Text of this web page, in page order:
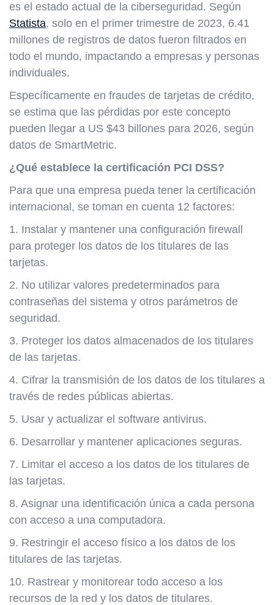
es el estado actual de la ciberseguridad. Según
Statista, solo en el primer trimestre de 2023, 6.41
millones de registros de datos fueron filtrados en
todo el mundo, impactando a empresas y personas
individuales.
Específicamente en fraudes de tarjetas de crédito,
se estima que las pérdidas por este concepto
pueden llegar a US $43 billones para 2026, según
datos de SmartMetric.
¿Qué establece la certificación PCI DSS?
Para que una empresa pueda tener la certificación
internacional, se toman en cuenta 12 factores:
1. Instalar y mantener una configuración firewall
para proteger los datos de los titulares de las
tarjetas.
2. No utilizar valores predeterminados para
contraseñas del sistema y otros parámetros de
seguridad.
3. Proteger los datos almacenados de los titulares
de las tarjetas.
4. Cifrar la transmisión de los datos de los titulares a
través de redes públicas abiertas.
5. Usar y actualizar el software antivirus.
6. Desarrollar y mantener aplicaciones seguras.
7. Limitar el acceso a los datos de los titulares de
las tarjetas.
8. Asignar una identificación única a cada persona
con acceso a una computadora.
9. Restringir el acceso físico a los datos de los
titulares de las tarjetas.
10. Rastrear y monitorear todo acceso a los
recursos de la red y los datos de titulares.